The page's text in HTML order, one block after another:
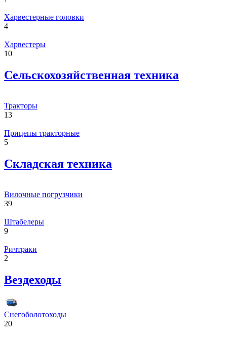
Харвестерные головки
4
Харвестеры
10
Сельскохозяйственная техника
Тракторы
13
Прицепы тракторные
5
Складская техника
Вилочные погрузчики
39
Штабелеры
9
Ричтраки
2
Вездеходы
Снегоболотоходы
20